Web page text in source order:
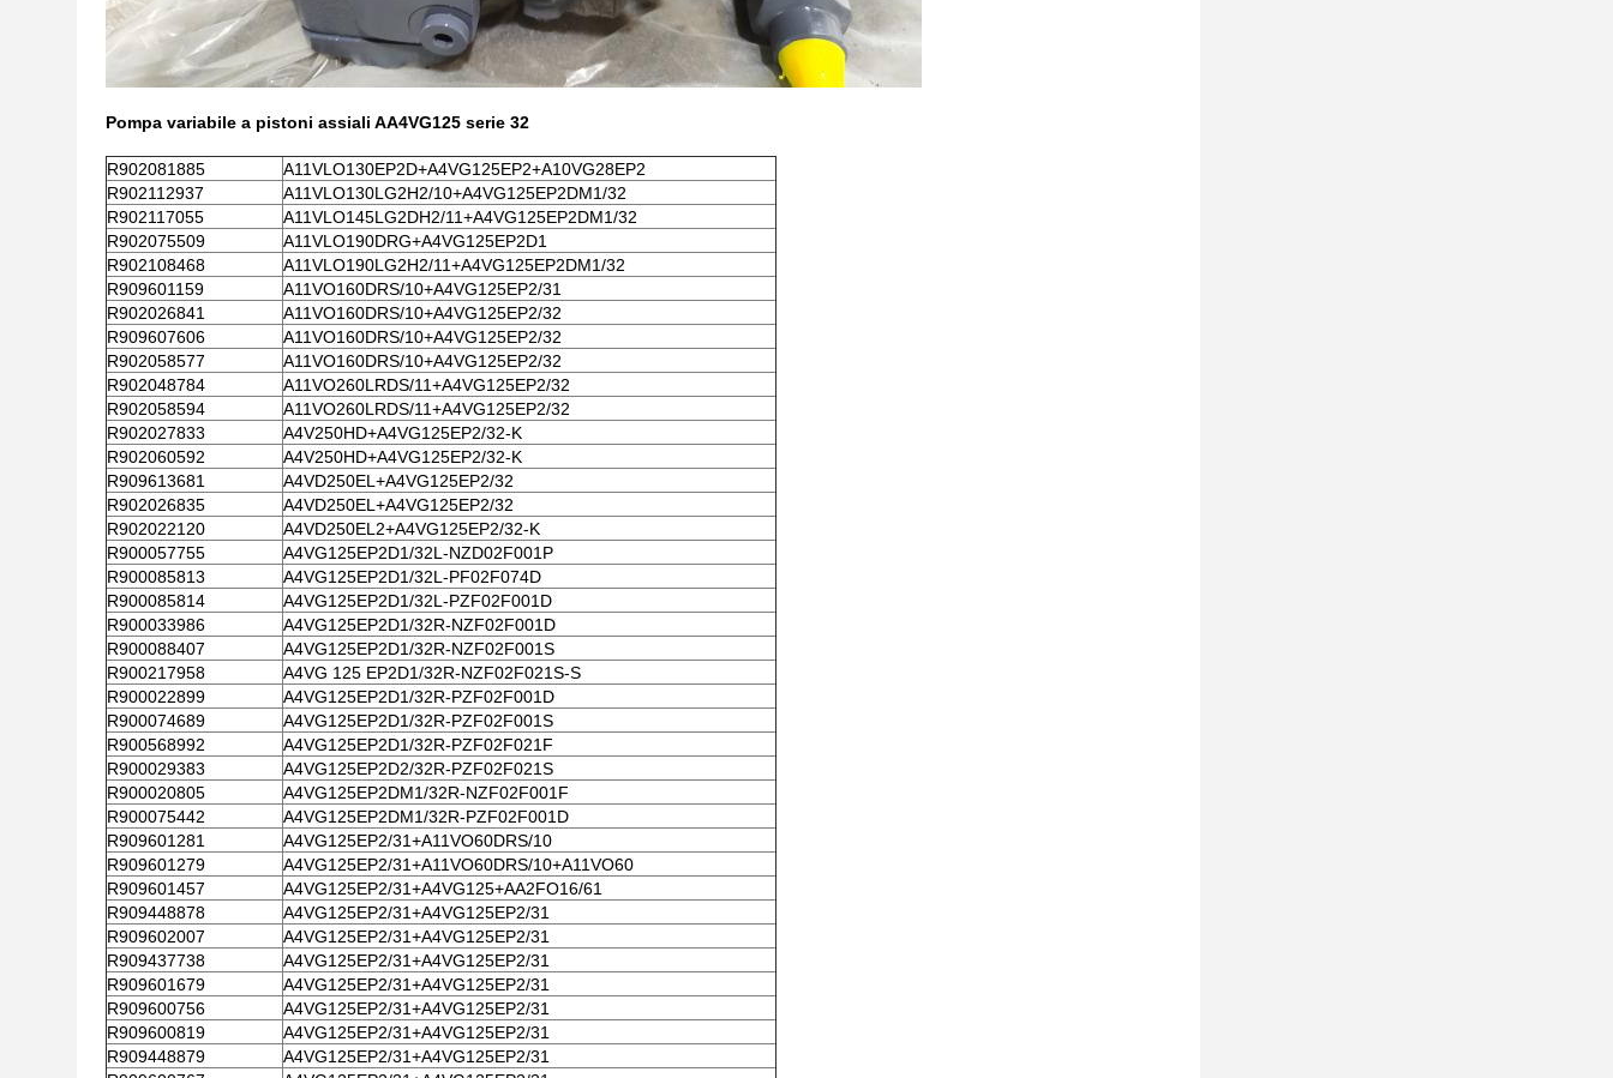
Pompa variabile a pistoni assiali AA4VG125 serie 32
R902081885
A11VLO130EP2D+A4VG125EP2+A10VG28EP2
R902112937
A11VLO130LG2H2/10+A4VG125EP2DM1/32
R902117055
A11VLO145LG2DH2/11+A4VG125EP2DM1/32
R902075509
A11VLO190DRG+A4VG125EP2D1
R902108468
A11VLO190LG2H2/11+A4VG125EP2DM1/32
R909601159
A11VO160DRS/10+A4VG125EP2/31
R902026841
A11VO160DRS/10+A4VG125EP2/32
R909607606
A11VO160DRS/10+A4VG125EP2/32
R902058577
A11VO160DRS/10+A4VG125EP2/32
R902048784
A11VO260LRDS/11+A4VG125EP2/32
R902058594
A11VO260LRDS/11+A4VG125EP2/32
R902027833
A4V250HD+A4VG125EP2/32-K
R902060592
A4V250HD+A4VG125EP2/32-K
R909613681
A4VD250EL+A4VG125EP2/32
R902026835
A4VD250EL+A4VG125EP2/32
R902022120
A4VD250EL2+A4VG125EP2/32-K
R900057755
A4VG125EP2D1/32L-NZD02F001P
R900085813
A4VG125EP2D1/32L-PF02F074D
R900085814
A4VG125EP2D1/32L-PZF02F001D
R900033986
A4VG125EP2D1/32R-NZF02F001D
R900088407
A4VG125EP2D1/32R-NZF02F001S
R900217958
A4VG 125 EP2D1/32R-NZF02F021S-S
R900022899
A4VG125EP2D1/32R-PZF02F001D
R900074689
A4VG125EP2D1/32R-PZF02F001S
R900568992
A4VG125EP2D1/32R-PZF02F021F
R900029383
A4VG125EP2D2/32R-PZF02F021S
R900020805
A4VG125EP2DM1/32R-NZF02F001F
R900075442
A4VG125EP2DM1/32R-PZF02F001D
R909601281
A4VG125EP2/31+A11VO60DRS/10
R909601279
A4VG125EP2/31+A11VO60DRS/10+A11VO60
R909601457
A4VG125EP2/31+A4VG125+AA2FO16/61
R909448878
A4VG125EP2/31+A4VG125EP2/31
R909602007
A4VG125EP2/31+A4VG125EP2/31
R909437738
A4VG125EP2/31+A4VG125EP2/31
R909601679
A4VG125EP2/31+A4VG125EP2/31
R909600756
A4VG125EP2/31+A4VG125EP2/31
R909600819
A4VG125EP2/31+A4VG125EP2/31
R909448879
A4VG125EP2/31+A4VG125EP2/31